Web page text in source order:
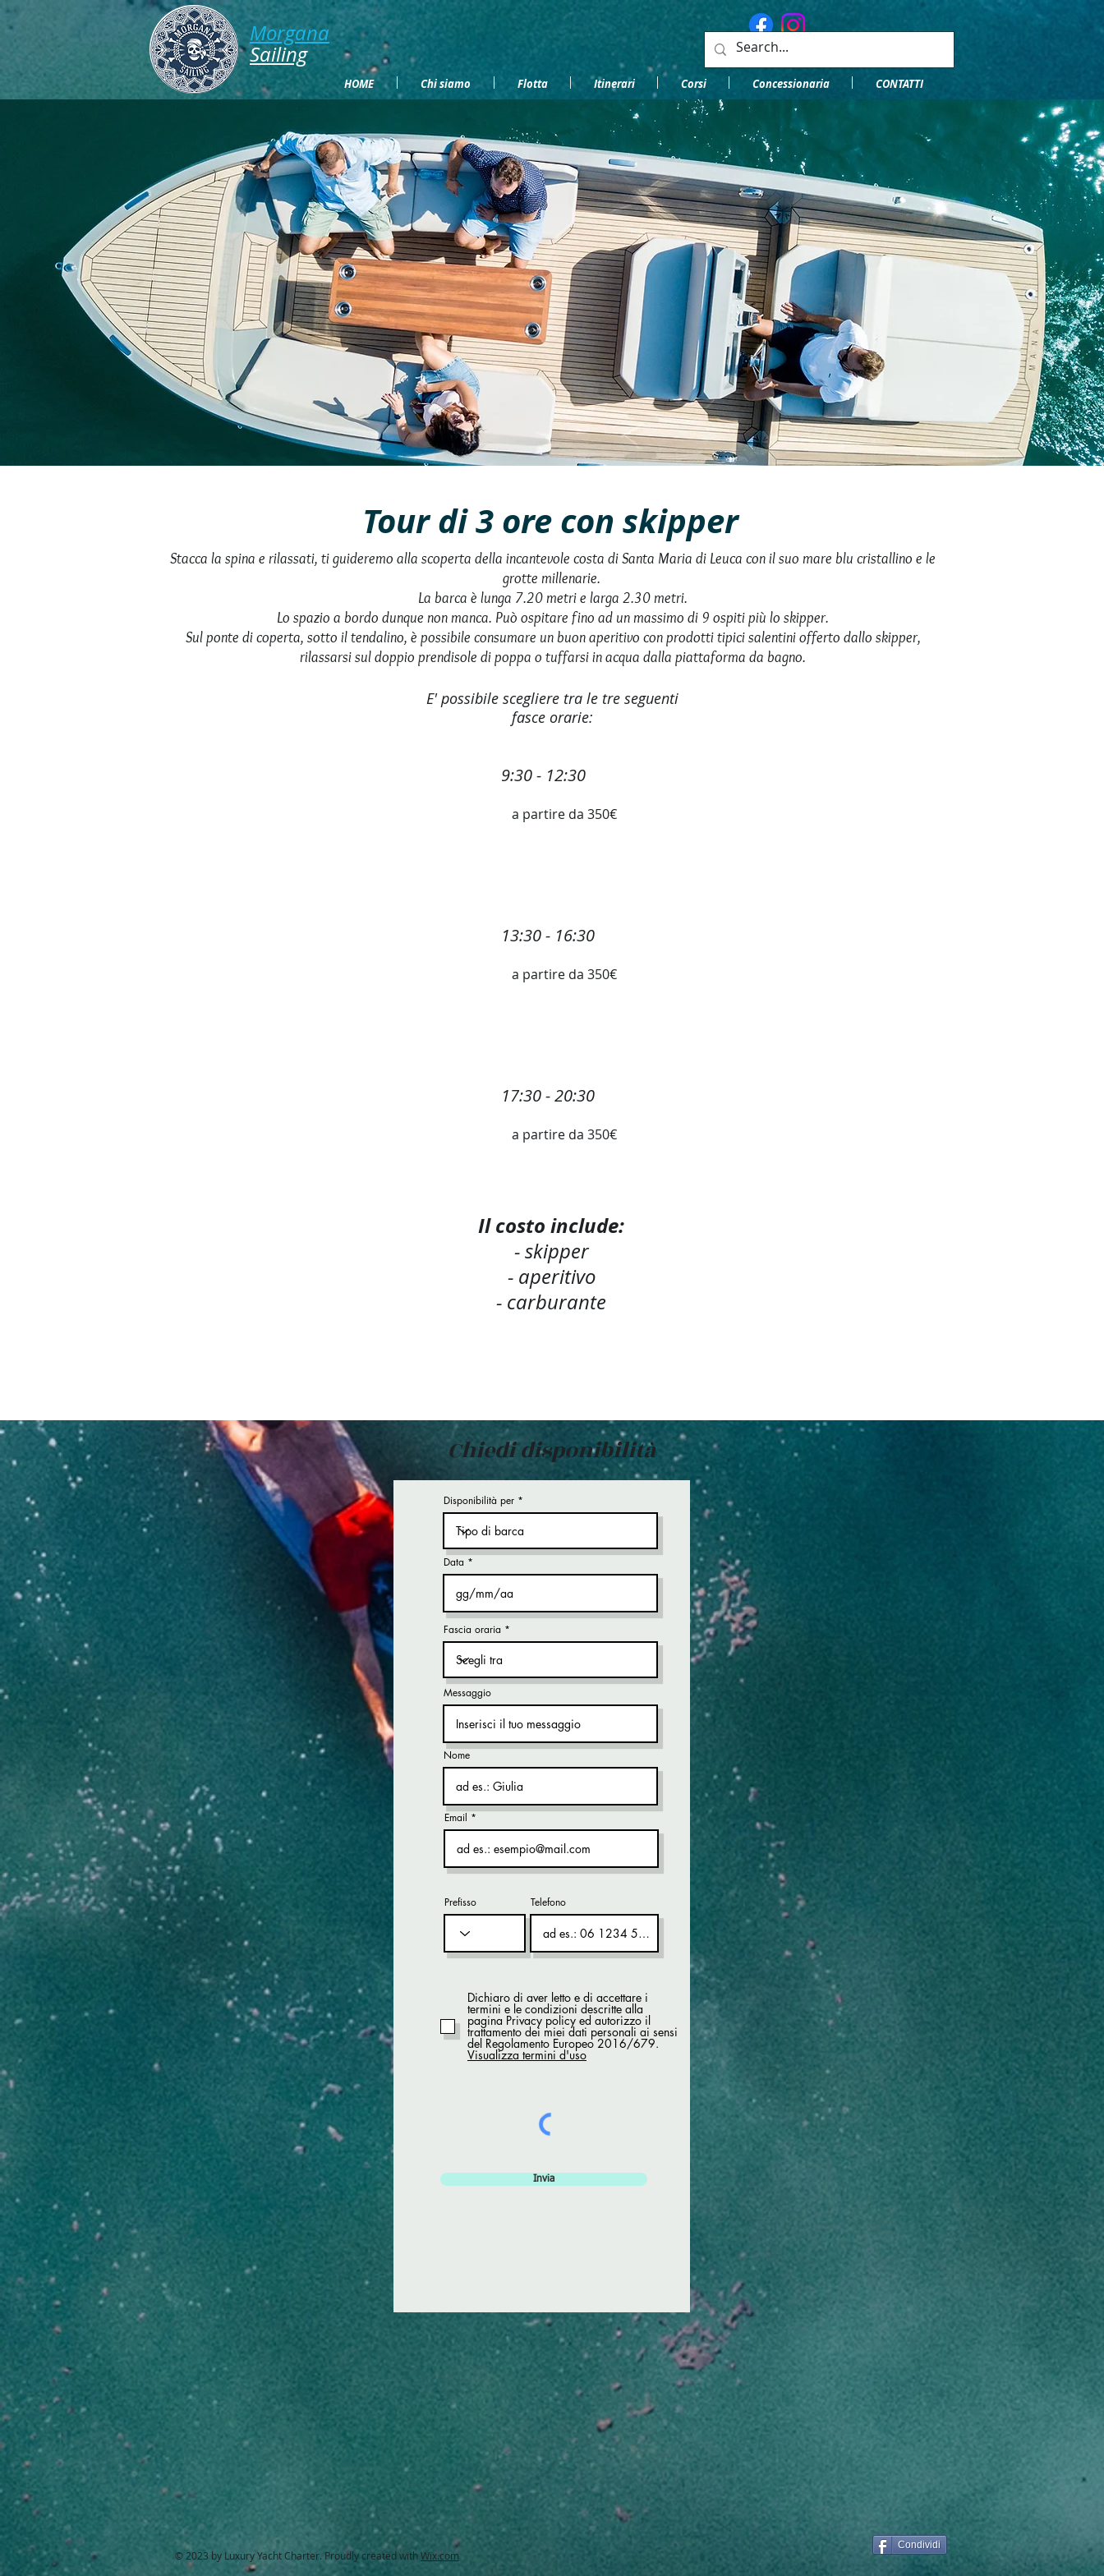
Morgana​
​​​Sailing
HOME Chi siamo Flotta Itinerari Corsi Concessionaria CONTATTI
Tour di 3 ore con skipper
Stacca la spina e rilassati, ti guideremo alla scoperta della incantevole costa di Santa Maria di Leuca con il suo mare blu cristallino e le
grotte millenarie.
La barca è lunga 7.20 metri e larga 2.30 metri.
Lo spazio a bordo dunque non manca. Può ospitare fino ad un massimo di 9 ospiti più lo skipper.
Sul ponte di coperta, sotto il tendalino, è possibile consumare un buon aperitivo con prodotti tipici salentini offerto dallo skipper,
rilassarsi sul doppio prendisole di poppa o tuffarsi in acqua dalla piattaforma da bagno.
E' possibile scegliere tra le tre seguenti
fasce orarie:
9:30 - 12:30
a partire da 350€
13:30 - 16:30
a partire da 350€
17:30 - 20:30
a partire da 350€
Il costo include:
- skipper
- aperitivo
- carburante
Chiedi disponibilità
Disponibilità per
Data
Fascia oraria
Messaggio
Nome
Email
Prefisso Telefono
Dichiaro di aver letto e di accettare i
termini e le condizioni descritte alla
pagina Privacy policy ed autorizzo il
trattamento dei miei dati personali ai sensi
del Regolamento Europeo 2016/679.
Visualizza termini d'uso
Invia
© 2023 by Luxury Yacht Charter. Proudly created withWix.com
Condividi
Prenota Ora